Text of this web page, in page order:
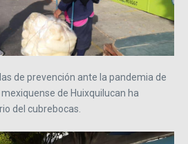
de prevención ante la pandemia de
de Huixquilucan ha
del cubrebocas.